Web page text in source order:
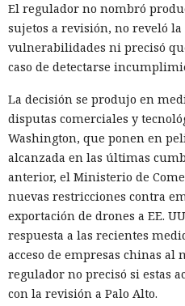
El regulador no nombró
sujetos a revisión, no reveló
vulnerabilidades ni precisó
caso de detectarse
La decisión se produjo en
disputas comerciales y
Washington, que ponen en
alcanzada en las últimas
anterior, el Ministerio de
nuevas restricciones contra
exportación de drones a EE.
respuesta a las recientes
acceso de empresas chinas al
regulador no precisó si estas
con la revisión a Palo Alto.